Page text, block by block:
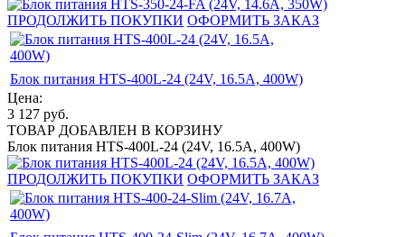
ПРОДОЛЖИТЬ ПОКУПКИ ОФОРМИТЬ ЗАКАЗ
Блок питания HTS-400L-24 (24V, 16.5A, 400W)
Цена:
3 127 руб.
ТОВАР ДОБАВЛЕН В КОРЗИНУ
Блок питания HTS-400L-24 (24V, 16.5A, 400W)
ПРОДОЛЖИТЬ ПОКУПКИ ОФОРМИТЬ ЗАКАЗ